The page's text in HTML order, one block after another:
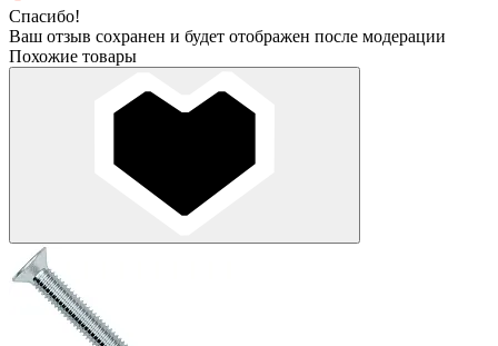
Спасибо!
Ваш отзыв сохранен и будет отображен после модерации
Похожие товары